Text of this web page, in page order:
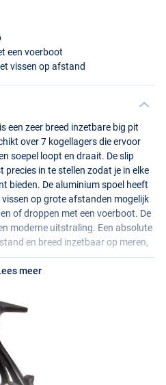
een voerboot
vissen op afstand
een zeer breed inzetbare big pit
over 7 kogellagers die ervoor
soepel loopt en draait. De slip
in te stellen zodat je in elke
bieden. De aluminium spoel heeft
op grote afstanden mogelijk
of droppen met een voerboot. De
moderne uitstraling. Een absolute
en breed inzetbaar op meren,
meer